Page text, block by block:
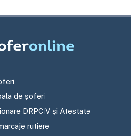
de șoferi
DRPCIV și Atestate
rutiere